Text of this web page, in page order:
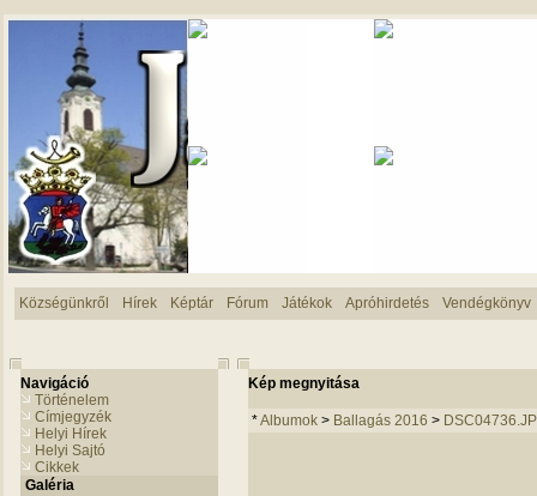
Községünkről Hírek Képtár Fórum Játékok Apróhirdetés Vendégkönyv
Navigáció
Történelem
Címjegyzék
Helyi Hírek
Helyi Sajtó
Cikkek
Galéria
Kép megnyitása
*Albumok > Ballagás 2016 >